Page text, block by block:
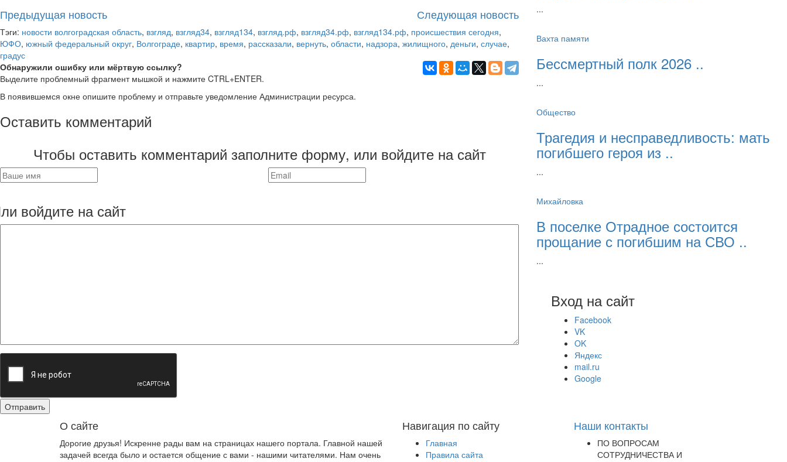
Предыдущая новость Следующая новость
Тэги: новости волгоградская область, взгляд, взгляд34, взгляд134, взгляд.рф, взгляд34.рф, взгляд134.рф, происшествия сегодня,
ЮФО, южный федеральный округ, Волгограде, квартир, время, рассказали, вернуть, области, надзора, жилищного, деньги, случае,
градус
Обнаружили ошибку или мёртвую ссылку?
Выделите проблемный фрагмент мышкой и нажмите CTRL+ENTER.
В появившемся окне опишите проблему и отправьте уведомление Администрации ресурса.
Оставить комментарий
Чтобы оставить комментарий заполните форму, или войдите на сайт
войдите на сайт
...
Вахта памяти
Бессмертный полк 2026 ..
...
Общество
Трагедия и несправедливость: мать
погибшего героя из ..
...
Михайловка
В поселке Отрадное состоится
прощание с погибшим на СВО ..
...
Вход на сайт
Facebook
VK
OK
Яндекс
mail.ru
Google
О сайте
Дорогие друзья! Искренне рады вам на страницах нашего портала. Главной нашей
задачей всегда было и остается общение с вами - нашими читателями. Нам очень
Навигация по сайту
Главная
Правила сайта
Наши контакты
ПО ВОПРОСАМ
СОТРУДНИЧЕСТВА И